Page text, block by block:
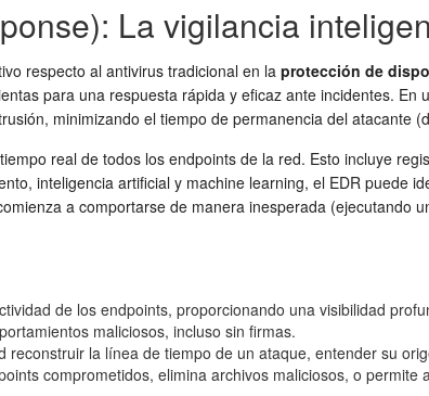
La vigilancia
respecto al antivirus tradicional en la protección de
para una respuesta rápida y eficaz ante incidentes.
minimizando el tiempo de permanencia del atacante
real de todos los endpoints de la red. Esto incluye
inteligencia artificial y machine learning, el EDR puede
a comportarse de manera inesperada (ejecutando
de los endpoints, proporcionando una visibilidad
maliciosos, incluso sin firmas.
reconstruir la línea de tiempo de un ataque, entender su
comprometidos, elimina archivos maliciosos, o